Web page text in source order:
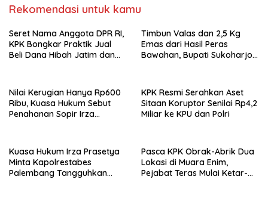
Rekomendasi untuk kamu
Seret Nama Anggota DPR RI,
KPK Bongkar Praktik Jual
Beli Dana Hibah Jatim dan
Timbun Valas dan 2,5 Kg
Emas dari Hasil Peras
Bawahan, Bupati Sukoharjo
Nilai Kerugian Hanya Rp600
Ribu, Kuasa Hukum Sebut
Penahanan Sopir Irza
KPK Resmi Serahkan Aset
Sitaan Koruptor Senilai Rp4,2
Miliar ke KPU dan Polri
Kuasa Hukum Irza Prasetya
Minta Kapolrestabes
Palembang Tangguhkan
Pasca KPK Obrak-Abrik Dua
Lokasi di Muara Enim,
Pejabat Teras Mulai Ketar-